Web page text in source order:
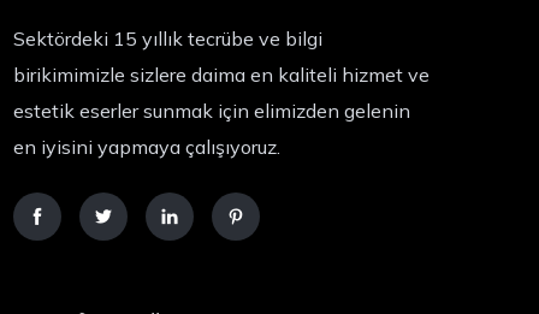
Sektördeki 15 yıllık tecrübe ve bilgi
birikimimizle sizlere daima en kaliteli hizmet ve
estetik eserler sunmak için elimizden gelenin
en iyisini yapmaya çalışıyoruz.